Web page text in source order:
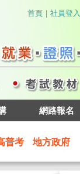
首頁 ｜ 社員登入
網路報名
普考 地方政府